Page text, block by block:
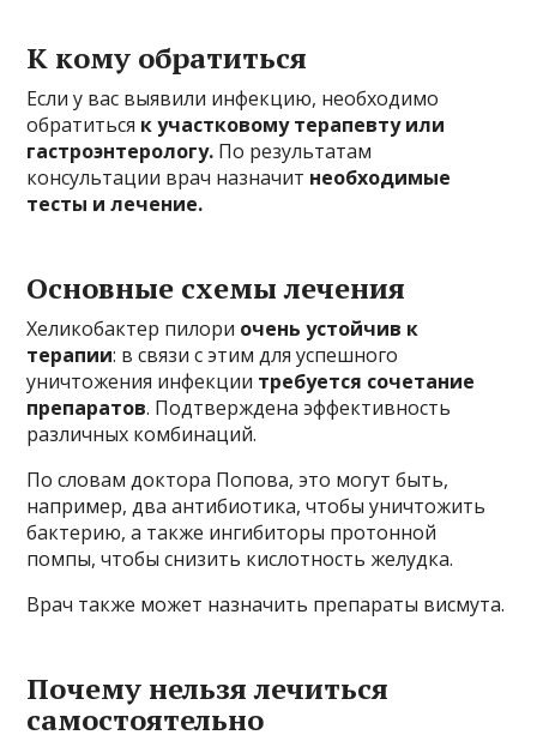
К кому обратиться
Если у вас выявили инфекцию, необходимо
обратиться к участковому терапевту или
гастроэнтерологу. По результатам
консультации врач назначит необходимые
тесты и лечение.
Основные схемы лечения
Хеликобактер пилори очень устойчив к
терапии: в связи с этим для успешного
уничтожения инфекции требуется сочетание
препаратов. Подтверждена эффективность
различных комбинаций.
По словам доктора Попова, это могут быть,
например, два антибиотика, чтобы уничтожить
бактерию, а также ингибиторы протонной
помпы, чтобы снизить кислотность желудка.
Врач также может назначить препараты висмута.
Почему нельзя лечиться
самостоятельно